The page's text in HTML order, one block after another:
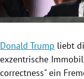
Untermenü
Untermenü
Donald Trump liebt
exzentrische
correctness" ein